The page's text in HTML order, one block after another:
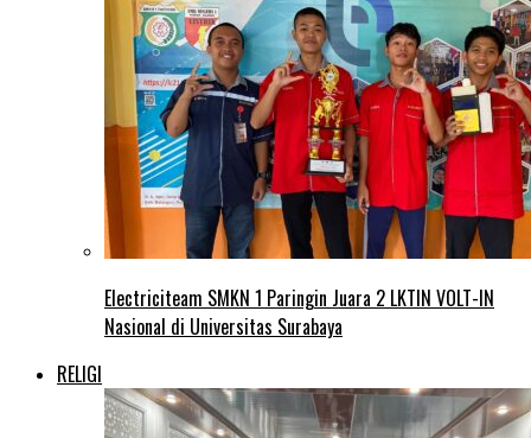
Electriciteam SMKN 1 Paringin Juara 2 LKTIN VOLT-IN
Nasional di Universitas Surabaya
RELIGI